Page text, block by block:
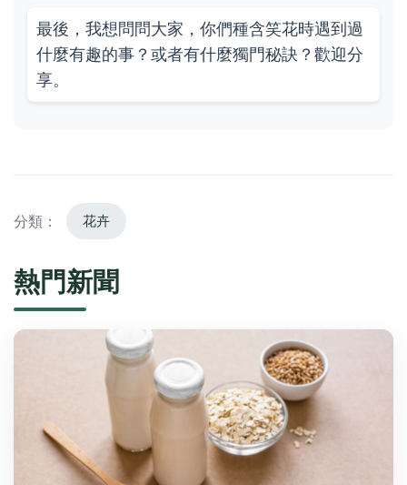
最後，我想問問大家，你們種含笑花時遇到過
什麼有趣的事？或者有什麼獨門秘訣？歡迎分
享。
分類： 花卉
熱門新聞